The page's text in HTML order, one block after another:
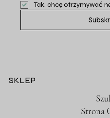
Tak, chcę otrzymywać
SKLEP
Strona